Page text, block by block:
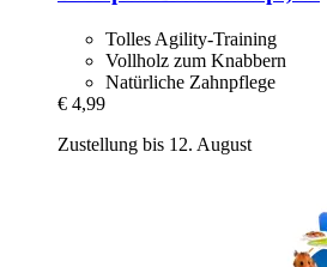
Tolles Agility-Training
Vollholz zum Knabbern
Natürliche Zahnpflege
€ 4,99
Zustellung bis 12. August